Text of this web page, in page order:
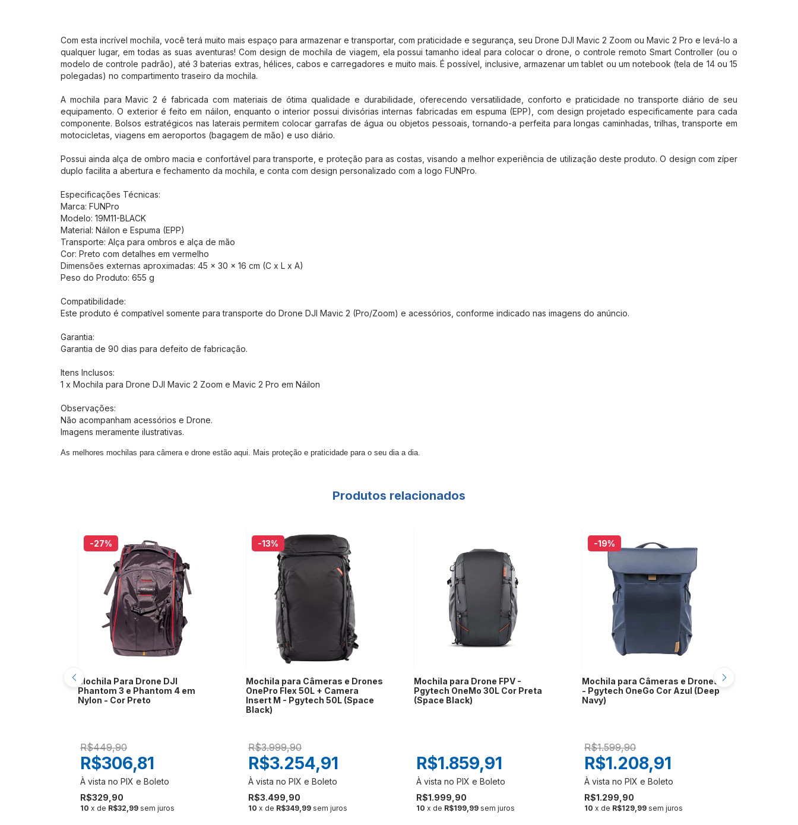
Com esta incrível mochila, você terá muito mais espaço para armazenar e transportar, com praticidade e segurança, seu Drone DJI Mavic 2 Zoom ou Mavic 2 Pro e levá-lo a
qualquer lugar, em todas as suas aventuras! Com design de mochila de viagem, ela possui tamanho ideal para colocar o drone, o controle remoto Smart Controller (ou o
modelo de controle padrão), até 3 baterias extras, hélices, cabos e carregadores e muito mais. É possível, inclusive, armazenar um tablet ou um notebook (tela de 14 ou 15
polegadas) no compartimento traseiro da mochila.
A mochila para Mavic 2 é fabricada com materiais de ótima qualidade e durabilidade, oferecendo versatilidade, conforto e praticidade no transporte diário de seu
equipamento. O exterior é feito em náilon, enquanto o interior possui divisórias internas fabricadas em espuma (EPP), com design projetado especificamente para cada
componente. Bolsos estratégicos nas laterais permitem colocar garrafas de água ou objetos pessoais, tornando-a perfeita para longas caminhadas, trilhas, transporte em
motocicletas, viagens em aeroportos (bagagem de mão) e uso diário.
Possui ainda alça de ombro macia e confortável para transporte, e proteção para as costas, visando a melhor experiência de utilização deste produto. O design com zíper
duplo facilita a abertura e fechamento da mochila, e conta com design personalizado com a logo FUNPro.
Especificações Técnicas:
Marca: FUNPro
Modelo: 19M11-BLACK
Material: Náilon e Espuma (EPP)
Transporte: Alça para ombros e alça de mão
Cor: Preto com detalhes em vermelho
Dimensões externas aproximadas: 45 x 30 x 16 cm (C x L x A)
Peso do Produto: 655 g
Compatibilidade:
Este produto é compatível somente para transporte do Drone DJI Mavic 2 (Pro/Zoom) e acessórios, conforme indicado nas imagens do anúncio.
Garantia:
Garantia de 90 dias para defeito de fabricação.
Itens Inclusos:
1 x Mochila para Drone DJI Mavic 2 Zoom e Mavic 2 Pro em Náilon
Observações:
Não acompanham acessórios e Drone.
Imagens meramente ilustrativas.
As melhores mochilas para câmera e drone estão aqui. Mais proteção e praticidade para o seu dia a dia.
Produtos relacionados
-27%
Mochila Para Drone DJI
Phantom 3 e Phantom 4 em
Nylon - Cor Preto
R$449,90
R$329,90
R$306,81
10 x de R$32,99 sem juros
-13%
Mochila para Câmeras e Drones
OnePro Flex 50L + Camera
Insert M - Pgytech 50L (Space
Black)
R$3.999,90
R$3.499,90
R$3.254,91
10 x de R$349,99 sem juros
Mochila para Drone FPV -
Pgytech OneMo 30L Cor Preta
(Space Black)
R$1.999,90
R$1.859,91
10 x de R$199,99 sem juros
-19%
Mochila para Câmeras e Drones
- Pgytech OneGo Cor Azul (Deep
Navy)
R$1.599,90
R$1.299,90
R$1.208,91
10 x de R$129,99 sem juros